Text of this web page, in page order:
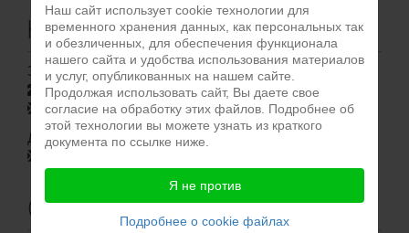
КОНТАКТЫ
Запись на консультацию:
+7 (950) 011-50-80
dr.iris@hbcenter.ru
Для общих вопросов:
СОЦСЕТИ
Наш сайт использует cookie технологии для
временного хранения данных, как персональных так
и обезличенных, для обеспечения функционала
нашего сайта и удобства использования материалов
и услуг, опубликованных на нашем сайте.
Продолжая использовать сайт, Вы даете свое
согласие на обработку этих файлов. Подробнее об
этой технологии вы можете узнать из краткого
документа по ссылке ниже.
Я не против
Подробнее о cookie файлах